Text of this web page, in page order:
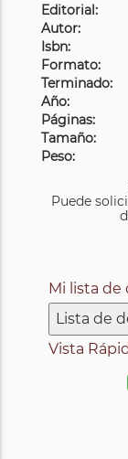
Editorial:
Autor:
Isbn:
Formato:
Terminado:
Año:
Páginas:
Tamaño:
Peso:
Puede
Mi lista de
Lista de
Vista